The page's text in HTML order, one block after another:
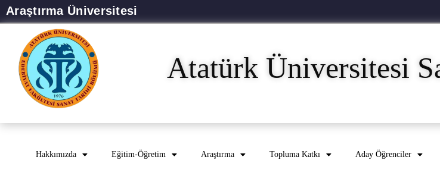
Araştırma Üniversitesi
Atatürk Üniversitesi
Hakkımızda Eğitim-Öğretim Araştırma Topluma Katkı Aday Öğrenciler